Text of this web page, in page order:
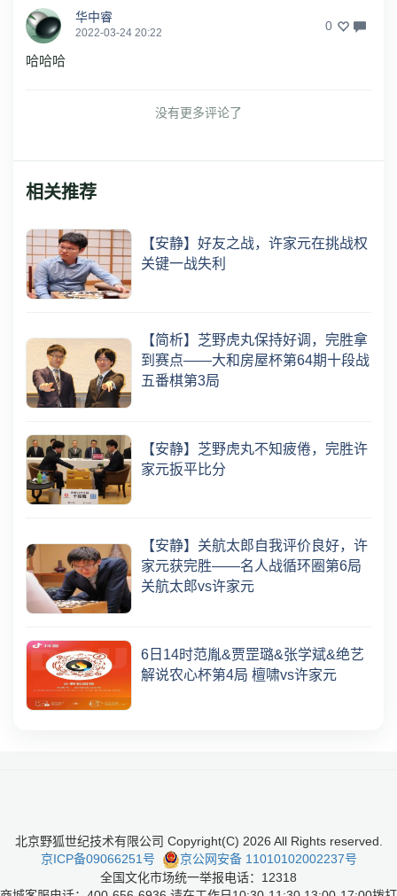
华中睿
2022-03-24 20:22 0
哈哈哈
没有更多评论了
相关推荐
【安静】好友之战，许家元在挑战权
关键一战失利
【简析】芝野虎丸保持好调，完胜拿
到赛点——大和房屋杯第64期十段战
五番棋第3局
【安静】芝野虎丸不知疲倦，完胜许
家元扳平比分
【安静】关航太郎自我评价良好，许
家元获完胜——名人战循环圈第6局
关航太郎vs许家元
6日14时范胤&贾罡璐&张学斌&绝艺
解说农心杯第4局 檀啸vs许家元
北京野狐世纪技术有限公司 Copyright(C) 2026 All Rights reserved.
京ICP备09066251号
京公网安备 11010102002237号
全国文化市场统一举报电话：12318